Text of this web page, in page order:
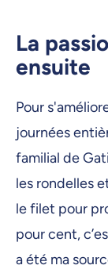
La
ensuite
Pour
journées
familial de
les rondelles
le filet pour
pour cent,
a été ma